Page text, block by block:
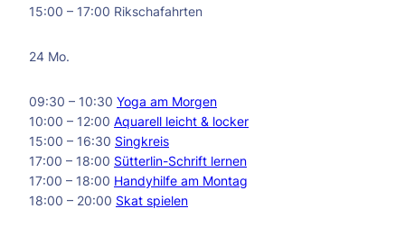
15:00 – 17:00 Rikschafahrten
24 Mo.
09:30 – 10:30 Yoga am Morgen
10:00 – 12:00 Aquarell leicht & locker
15:00 – 16:30 Singkreis
17:00 – 18:00 Sütterlin-Schrift lernen
17:00 – 18:00 Handyhilfe am Montag
18:00 – 20:00 Skat spielen